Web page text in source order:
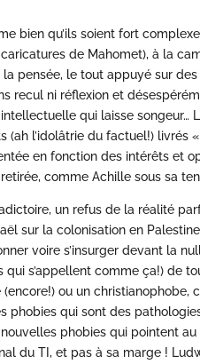
bien qu’ils soient fort
de Mahomet), à la
pensée, le tout appuyé sur
recul ni réflexion et
qui laisse songeur…
l’idolâtrie du factuel!) livrés
en fonction des intérêts et
comme Achille sous sa
un refus de la réalité
sur la colonisation en
voire s’insurger devant la
qui s’appellent comme ça!) de
ou un christianophobe,
phobies qui sont des
phobies qui pointent au
du TI, et pas à sa marge !